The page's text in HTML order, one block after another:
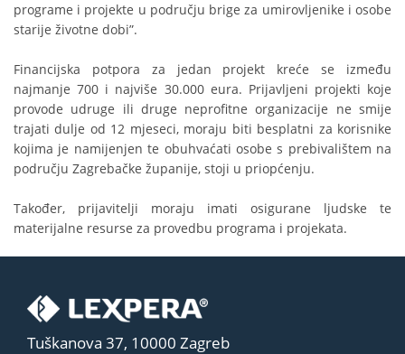
programe i projekte u području brige za umirovljenike i osobe
starije životne dobi”.
Financijska potpora za jedan projekt kreće se između
najmanje 700 i najviše 30.000 eura. Prijavljeni projekti koje
provode udruge ili druge neprofitne organizacije ne smije
trajati dulje od 12 mjeseci, moraju biti besplatni za korisnike
kojima je namijenjen te obuhvaćati osobe s prebivalištem na
području Zagrebačke županije, stoji u priopćenju.
Također, prijavitelji moraju imati osigurane ljudske te
materijalne resurse za provedbu programa i projekata.
Tuškanova 37, 10000 Zagreb